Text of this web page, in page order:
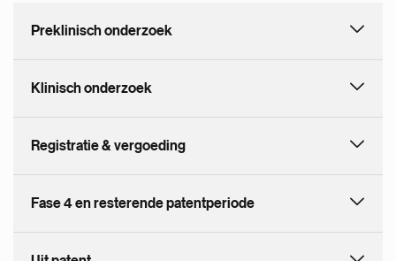
Preklinisch onderzoek
Klinisch onderzoek
Registratie & vergoeding
Fase 4 en resterende patentperiode